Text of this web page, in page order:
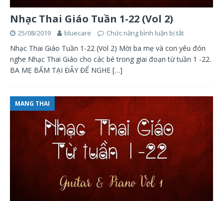
Nhạc Thai Giáo Tuần 1-22 (Vol 2)
25/08/2019 bluecare Chức năng bình luận bị tắt
Nhạc Thai Giáo Tuần 1-22 (Vol 2) Mời ba mẹ và con yêu đón
nghe Nhạc Thai Giáo cho các bé trong giai đoạn từ tuần 1 -22.
BA MẸ BẤM TẠI ĐÂY ĐỂ NGHE […]
MANG THAI